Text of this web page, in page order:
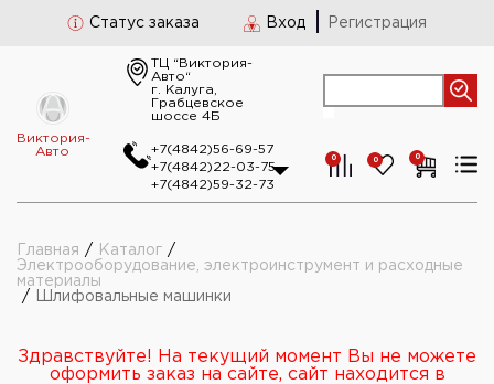
Статус заказа Вход Регистрация
Виктория-
Авто
ТЦ “Виктория-
Авто“
г. Калуга,
Грабцевское
шоссе 4Б
+7(4842)56-69-57
+7(4842)22-03-75
+7(4842)59-32-73
0 0 0
Главная / Каталог /
Электрооборудование, электроинструмент и расходные
материалы
/
Шлифовальные машинки
Здравствуйте! На текущий момент Вы не можете
оформить заказ на сайте, сайт находится в